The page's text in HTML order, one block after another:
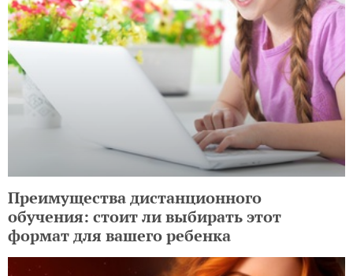
Преимущества дистанционного
обучения: стоит ли выбирать этот
формат для вашего ребенка